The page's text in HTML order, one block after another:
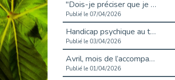
"Dois-je préciser que je suis handicapé sur mon CV?"
Publié le 07/04/2026
Handicap psychique au travail : et si nous changions de regard - vidéo
Publié le 03/04/2026
Avril, mois de l’accompagnement dans l’emploi avec Cap emploi.
Publié le 01/04/2026